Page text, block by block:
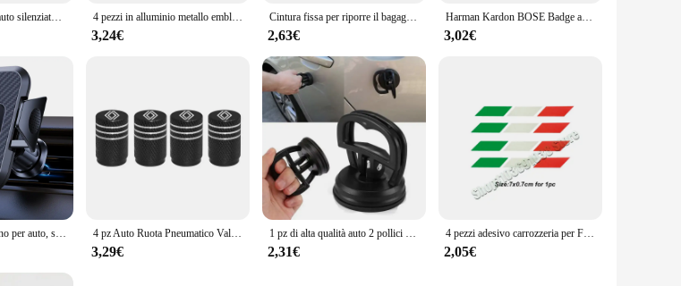
1 pz 2.5 "ingresso auto silenziatore di scarico punta tubo in acciaio inossidabile cromato trim coda posteriore gola per la maggior parte delle auto 4 pezzi in alluminio metallo emblema centro ruota auto mozzo caps adesivo distintivo per Nissan X-trail Qashqai Nota Juke Sentra Patrol Navara
3,24€
Cintura fissa per riporre il bagagliaio dell'auto Cintura fissa per estintore in nylon Cintura di fissaggio per cintura Cinghia nera per organizer per bagagliaio Accessori per auto
2,63€
Harman Kardon BOSE Badge adesivi audio per auto 3D in alluminio per Mercedes Benz BMW Lexus Mazda Volvo Fiat Peugeot Jeep Opel Seat VW
3,02€
Supporto per telefono per auto, supporto per telefono universale con bloccaggio automatico TOPK Upgrade con clip a gancio per presa d'aria per auto per iPhone Samsun 4 pz Auto Ruota Pneumatico Valvola Tappi laser Ruota Pneumatico Stelo Valvola Tappi Per Renault koleos Duster megane 2 logan clio Accessori Auto
3,29€
1 pz di alta qualità auto 2 pollici ammaccature estrattore tirare carrozzeria pannello di rimozione ventosa strumento adatto per piccole ammaccature in auto
2,31€
4 pezzi adesivo carrozzeria per Fiat Abarth 500 500X 500e 500L Punto Bravo Argo Tipo Panda accessori
2,05€